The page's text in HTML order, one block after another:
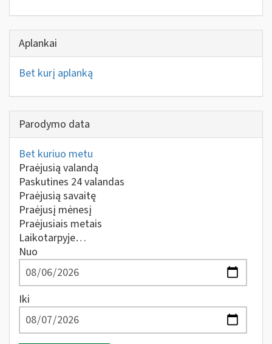
Aplankai
Bet kurį aplanką
Parodymo data
Bet kuriuo metu
Praėjusią valandą
Paskutines 24 valandas
Praėjusią savaitę
Praėjusį mėnesį
Praėjusiais metais
Laikotarpyje…
Nuo
Iki